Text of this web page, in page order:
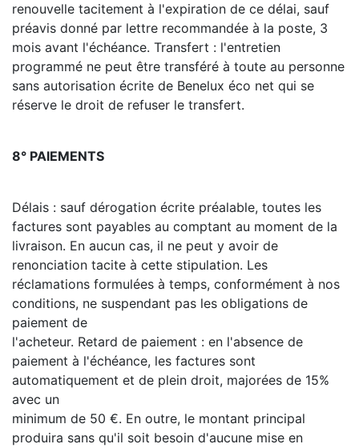
renouvelle tacitement à l'expiration de ce délai, sauf
préavis donné par lettre recommandée à la poste, 3
mois avant l'échéance. Transfert : l'entretien
programmé ne peut être transféré à toute au personne
sans autorisation écrite de Benelux éco net qui se
réserve le droit de refuser le transfert.
8° PAIEMENTS
Délais : sauf dérogation écrite préalable, toutes les
factures sont payables au comptant au moment de la
livraison. En aucun cas, il ne peut y avoir de
renonciation tacite à cette stipulation. Les
réclamations formulées à temps, conformément à nos
conditions, ne suspendant pas les obligations de
paiement de
l'acheteur. Retard de paiement : en l'absence de
paiement à l'échéance, les factures sont
automatiquement et de plein droit, majorées de 15%
avec un
minimum de 50 €. En outre, le montant principal
produira sans qu'il soit besoin d'aucune mise en